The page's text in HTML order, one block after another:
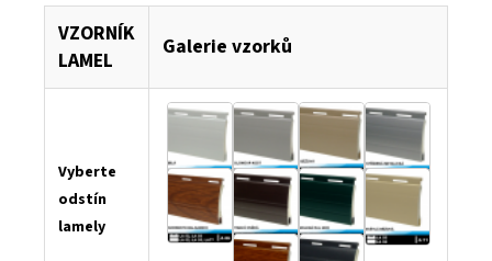
VZORNÍK
LAMEL
Galerie vzorků
Vyberte
odstín
lamely